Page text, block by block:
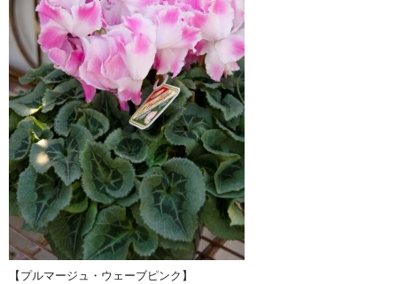
【プルマージュ・ウェーブピンク】